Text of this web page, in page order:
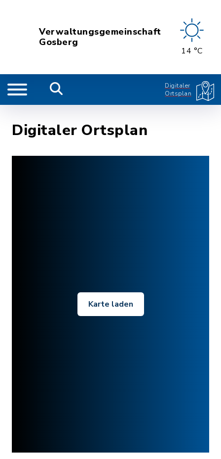
Verwaltungsgemeinschaft
Gosberg
14 °C
Digitaler
Ortsplan
Digitaler Ortsplan
Karte laden